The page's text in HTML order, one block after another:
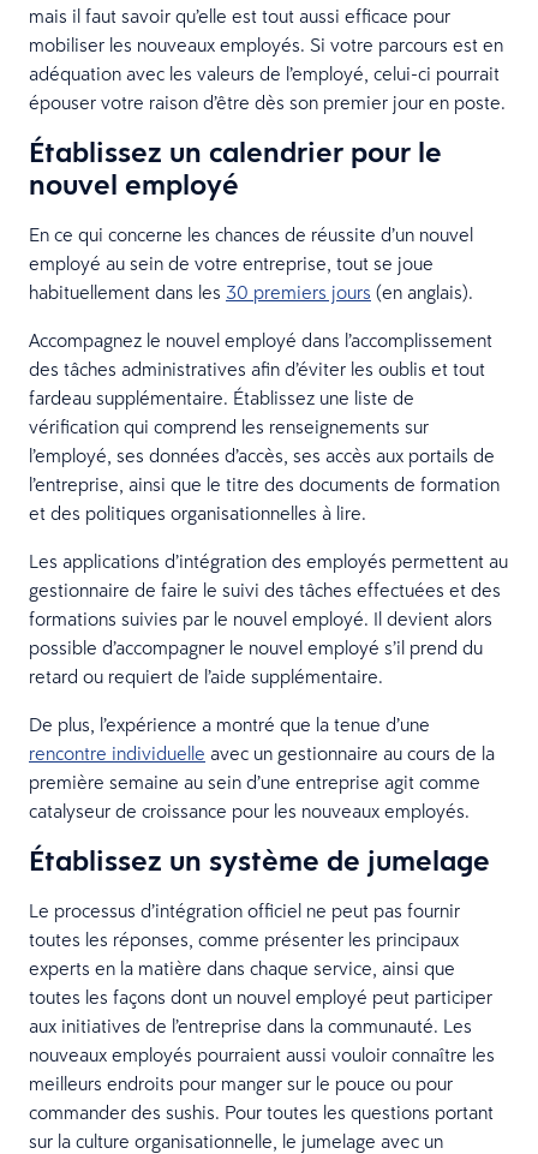
mais il faut savoir qu’elle est tout aussi efficace pour
mobiliser les nouveaux employés. Si votre parcours est en
adéquation avec les valeurs de l’employé, celui-ci pourrait
épouser votre raison d’être dès son premier jour en poste.
Établissez un calendrier pour le
nouvel employé
En ce qui concerne les chances de réussite d’un nouvel
employé au sein de votre entreprise, tout se joue
habituellement dans les 30 premiers jours (en anglais).
Accompagnez le nouvel employé dans l’accomplissement
des tâches administratives afin d’éviter les oublis et tout
fardeau supplémentaire. Établissez une liste de
vérification qui comprend les renseignements sur
l’employé, ses données d’accès, ses accès aux portails de
l’entreprise, ainsi que le titre des documents de formation
et des politiques organisationnelles à lire.
Les applications d’intégration des employés permettent au
gestionnaire de faire le suivi des tâches effectuées et des
formations suivies par le nouvel employé. Il devient alors
possible d’accompagner le nouvel employé s’il prend du
retard ou requiert de l’aide supplémentaire.
De plus, l’expérience a montré que la tenue d’une
rencontre individuelle avec un gestionnaire au cours de la
première semaine au sein d’une entreprise agit comme
catalyseur de croissance pour les nouveaux employés.
Établissez un système de jumelage
Le processus d’intégration officiel ne peut pas fournir
toutes les réponses, comme présenter les principaux
experts en la matière dans chaque service, ainsi que
toutes les façons dont un nouvel employé peut participer
aux initiatives de l’entreprise dans la communauté. Les
nouveaux employés pourraient aussi vouloir connaître les
meilleurs endroits pour manger sur le pouce ou pour
commander des sushis. Pour toutes les questions portant
sur la culture organisationnelle, le jumelage avec un